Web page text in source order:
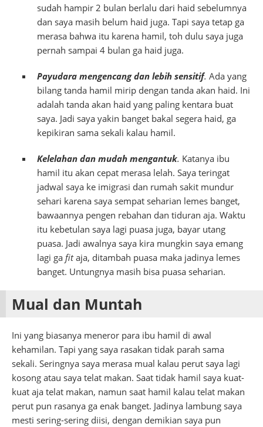
sudah hampir 2 bulan berlalu dari haid sebelumnya
dan saya masih belum haid juga. Tapi saya tetap ga
merasa bahwa itu karena hamil, toh dulu saya juga
pernah sampai 4 bulan ga haid juga.
Payudara mengencang dan lebih sensitif. Ada yang
bilang tanda hamil mirip dengan tanda akan haid. Ini
adalah tanda akan haid yang paling kentara buat
saya. Jadi saya yakin banget bakal segera haid, ga
kepikiran sama sekali kalau hamil.
Kelelahan dan mudah mengantuk. Katanya ibu
hamil itu akan cepat merasa lelah. Saya teringat
jadwal saya ke imigrasi dan rumah sakit mundur
sehari karena saya sempat seharian lemes banget,
bawaannya pengen rebahan dan tiduran aja. Waktu
itu kebetulan saya lagi puasa juga, bayar utang
puasa. Jadi awalnya saya kira mungkin saya emang
lagi ga fitaja, ditambah puasa maka jadinya lemes
banget. Untungnya masih bisa puasa seharian.
Mual dan Muntah
Ini yang biasanya meneror para ibu hamil di awal
kehamilan. Tapi yang saya rasakan tidak parah sama
sekali. Seringnya saya merasa mual kalau perut saya lagi
kosong atau saya telat makan. Saat tidak hamil saya kuat-
kuat aja telat makan, namun saat hamil kalau telat makan
perut pun rasanya ga enak banget. Jadinya lambung saya
mesti sering-sering diisi, dengan demikian saya pun